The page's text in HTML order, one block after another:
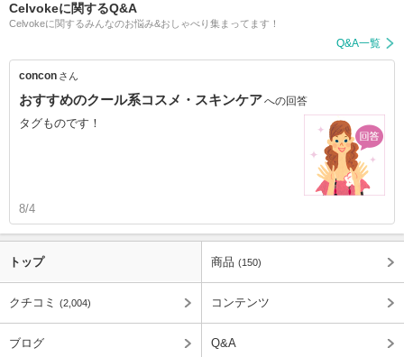
Celvokeに関するQ&A
Celvokeに関するみんなのお悩み&おしゃべり集まってます！
Q&A一覧
concon さん
おすすめのクール系コスメ・スキンケアへの回答
タグものです！
8/4
トップ 商品 (150)
クチコミ (2,004) コンテンツ
ブログ Q&A